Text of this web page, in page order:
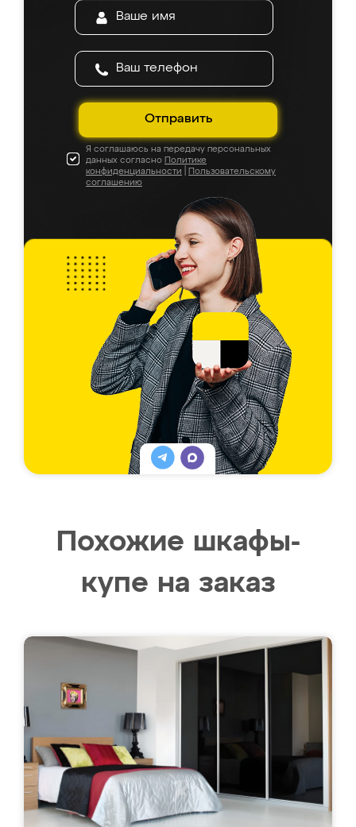
Отправить
Я соглашаюсь на передачу персональных
данных согласно Политике
конфиденциальности
Пользовательскому
соглашению
Похожие шкафы-
купе на заказ